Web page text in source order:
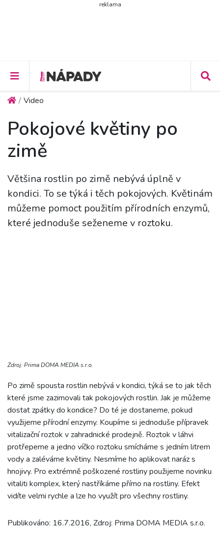
reklama
Video
Pokojové květiny po
zimě
Většina rostlin po zimě nebývá úplně v
kondici. To se týká i těch pokojových. Květinám
můžeme pomoct použitím přírodních enzymů,
které jednoduše seženeme v roztoku.
Zdroj: Prima DOMA MEDIA s.r.o.
Po zimě spousta rostlin nebývá v kondici, týká se to jak těch
které jsme zazimovali tak pokojových rostlin. Jak je můžeme
dostat zpátky do kondice? Do té je dostaneme, pokud
využijeme přírodní enzymy. Koupíme si jednoduše přípravek
vitalizační roztok v zahradnické prodejně. Roztok v láhvi
protřepeme a jedno víčko roztoku smícháme s jedním litrem
vody a zaléváme květiny. Nesmíme ho aplikovat naráz s
hnojivy. Pro extrémně poškozené rostliny použijeme novinku
vitaliti komplex, který nastříkáme přímo na rostliny. Efekt
vidíte velmi rychle a lze ho využít pro všechny rostliny.
Publikováno: 16.7.2016, Zdroj: Prima DOMA MEDIA s.r.o.